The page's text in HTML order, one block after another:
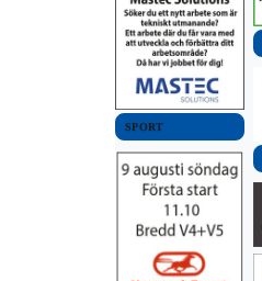
SPORT